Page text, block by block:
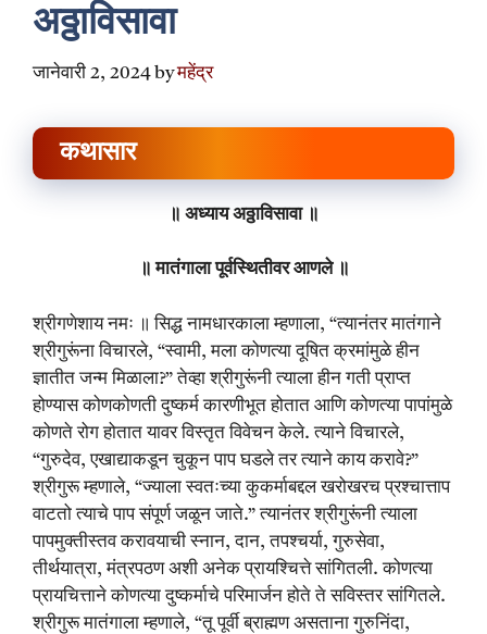
अठ्ठाविसावा
जानेवारी 2, 2024 byमहेंद्र
कथासार
॥ अध्याय अठ्ठाविसावा ॥
॥ मातंगाला पूर्वस्थितीवर आणले ॥
श्रीगणेशाय नमः ॥ सिद्ध नामधारकाला म्हणाला, “त्यानंतर मातंगाने
श्रीगुरूंना विचारले, “स्वामी, मला कोणत्या दूषित क्रमांमुळे हीन
ज्ञातीत जन्म मिळाला?” तेव्हा श्रीगुरूंनी त्याला हीन गती प्राप्त
होण्यास कोणकोणती दुष्कर्म कारणीभूत होतात आणि कोणत्या पापांमुळे
कोणते रोग होतात यावर विस्तृत विवेचन केले. त्याने विचारले,
“गुरुदेव, एखाद्याकडून चुकून पाप घडले तर त्याने काय करावे?”
श्रीगुरू म्हणाले, “ज्याला स्वतःच्या कुकर्माबद्दल खरोखरच प्रश्चात्ताप
वाटतो त्याचे पाप संपूर्ण जळून जाते.” त्यानंतर श्रीगुरूंनी त्याला
पापमुक्तीस्तव करावयाची स्नान, दान, तपश्चर्या, गुरुसेवा,
तीर्थयात्रा, मंत्रपठण अशी अनेक प्रायश्चित्ते सांगितली. कोणत्या
प्रायचित्ताने कोणत्या दुष्कर्माचे परिमार्जन होते ते सविस्तर सांगितले.
श्रीगुरू मातंगाला म्हणाले, “तू पूर्वी ब्राह्मण असताना गुरुनिंदा,